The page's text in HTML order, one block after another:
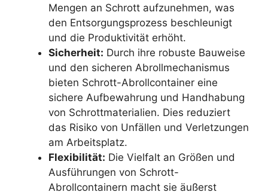
Mengen an Schrott aufzunehmen, was
den Entsorgungsprozess beschleunigt
und die Produktivität erhöht.
Sicherheit: Durch ihre robuste Bauweise
und den sicheren Abrollmechanismus
bieten Schrott-Abrollcontainer eine
sichere Aufbewahrung und Handhabung
von Schrottmaterialien. Dies reduziert
das Risiko von Unfällen und Verletzungen
am Arbeitsplatz.
Flexibilität: Die Vielfalt an Größen und
Ausführungen von Schrott-
Abrollcontainern macht sie äußerst